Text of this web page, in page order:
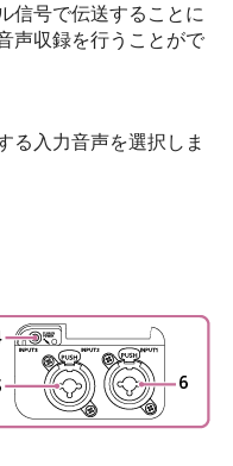
信号で伝送することに
声収録を行うことがで
る入力音声を選択しま